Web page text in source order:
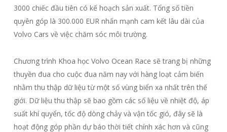
3000 chiếc đầu tiên có kế hoạch sản xuất. Tổng số tiền
quyên góp là 300.000 EUR nhấn mạnh cam kết lâu dài của
Volvo Cars về việc chăm sóc môi trường.
Chương trình Khoa học Volvo Ocean Race sẽ trang bị những
thuyền đua cho cuộc đua năm nay với hàng loạt cảm biến
nhằm thu thập dữ liệu từ một số vùng biển xa nhất trên thế
giới. Dữ liệu thu thập sẽ bao gồm các số liệu về nhiệt độ, áp
suất khí quyển, tốc độ dòng chảy và vận tốc gió, đây sẽ là
hoạt động góp phần dự báo thời tiết chính xác hơn và cũng